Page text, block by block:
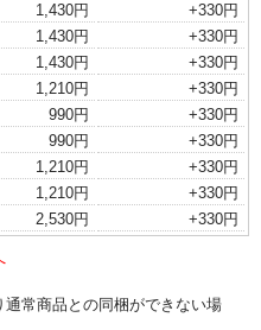
1,430円
+330円
1,430円
+330円
1,430円
+330円
1,210円
+330円
990円
+330円
990円
+330円
1,210円
+330円
1,210円
+330円
2,530円 +330円
常商品との同梱ができない場